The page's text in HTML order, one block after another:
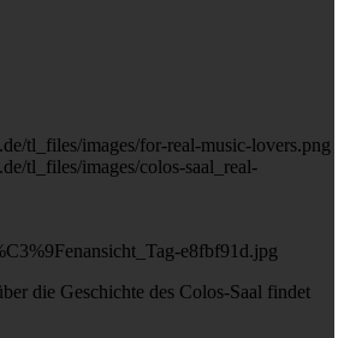
die Geschichte des Colos-Saal findet